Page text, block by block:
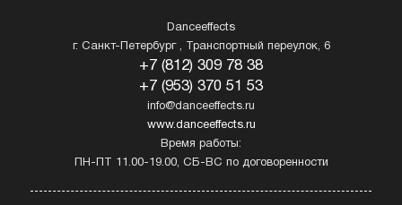
Danceeffects
г. Санкт-Петербург , Транспортный переулок, 6
+7 (812) 309 78 38
+7 (953) 370 51 53
info@danceeffects.ru
www.danceeffects.ru
Время работы:
ПН-ПТ 11.00-19.00, СБ-ВС по договоренности